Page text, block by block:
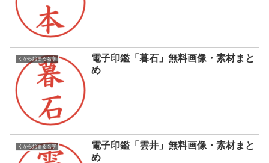
くから始まる名字
電子印鑑「暮石」無料画像・素材まと
め
くから始まる名字
電子印鑑「雲井」無料画像・素材まと
め